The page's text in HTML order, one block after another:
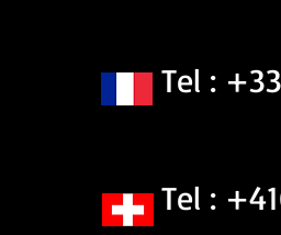
Tel :
Tel :